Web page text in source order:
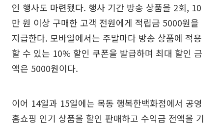
인 행사도 마련됐다. 행사 기간 방송 상품을 2회, 10
만 원 이상 구매한 고객 전원에게 적립금 5000원을
지급한다. 모바일에서는 주말마다 방송 상품에 적용
할 수 있는 10% 할인 쿠폰을 발급하며 최대 할인 금
액은 5000원이다.
이어 14일과 15일에는 목동 행복한백화점에서 공영
홈쇼핑 인기 상품을 할인 판매하고 수익금 전액을 기